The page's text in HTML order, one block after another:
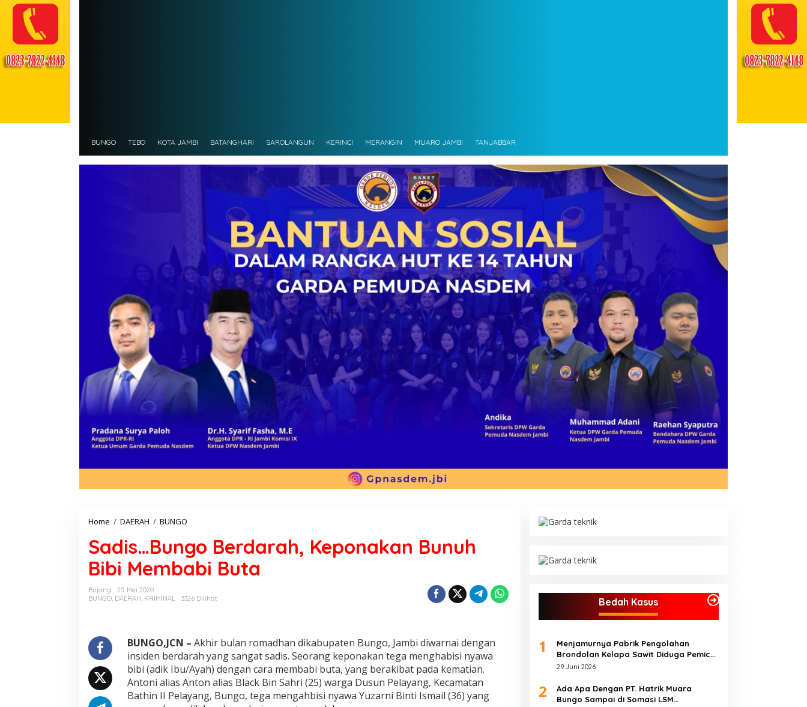
BUNGO TEBO KOTA JAMBI BATANGHARI SAROLANGUN KERINCI MERANGIN MUARO JAMBI TANJABBAR
Home / DAERAH / BUNGO
d
i
s
.
.
B
e
r
d
Sadis…Bungo Berdarah, Keponakan Bunuh
Bibi Membabi Buta
Bujang
25 Mei 2020
BUNGO DAERAH KRIMINAL 3326 Dilihat
BUNGO,JCN – Akhir bulan romadhan dikabupaten Bungo, Jambi diwarnai dengan
insiden berdarah yang sangat sadis. Seorang keponakan tega menghabisi nyawa
bibi (adik Ibu/Ayah) dengan cara membabi buta, yang berakibat pada kematian.
Antoni alias Anton alias Black Bin Sahri (25) warga Dusun Pelayang, Kecamatan
Bathin II Pelayang, Bungo, tega mengahbisi nyawa Yuzarni Binti Ismail (36) yang
Bedah Kasus
1
Menjamurnya Pabrik Pengolahan
Brondolan Kelapa Sawit Diduga Pemicu
Maraknya Pencurian di Perkebunan
29 Juni 2026
2
Ada Apa Dengan PT. Hatrik Muara
Bungo Sampai di Somasi LSM